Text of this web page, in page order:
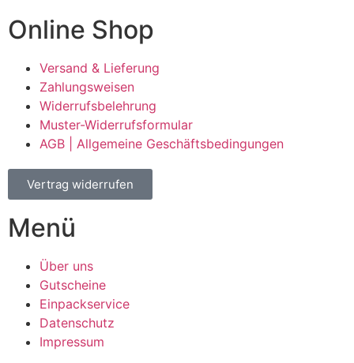
Online Shop
Versand & Lieferung
Zahlungsweisen
Widerrufsbelehrung
Muster-Widerrufsformular
AGB | Allgemeine Geschäftsbedingungen
Vertrag widerrufen
Menü
Über uns
Gutscheine
Einpackservice
Datenschutz
Impressum